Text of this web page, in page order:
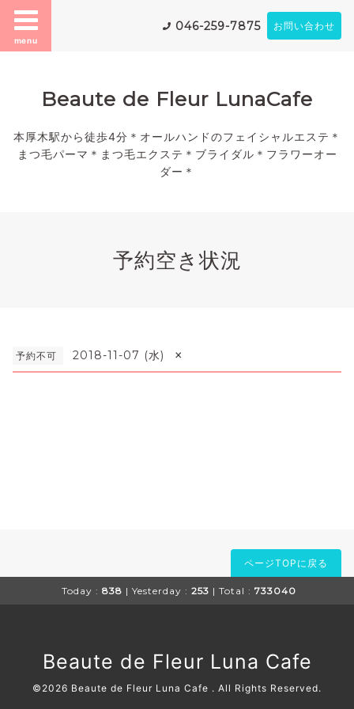
menu
046-259-7875 お問い合わせ
Beaute de Fleur LunaCafe
本厚木駅から徒歩4分＊オールハンドのフェイシャルエステ＊
まつ毛パーマ＊まつ毛エクステ＊ブライダル＊フラワーオー
ダー＊
予約空き状況
予約不可 2018-11-07 (水) ×
ページTOPに戻る
Today : 838 | Yesterday : 253 | Total : 733040
Beaute de Fleur Luna Cafe
©2026 Beaute de Fleur Luna Cafe . All Rights Reserved.